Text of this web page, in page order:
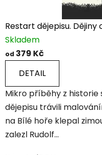
Restart dějepisu. Dějiny
Skladem
od 379 Kč
DETAIL
Mikro příběhy z
dějepisu trávili
na Bílé hoře klepal
zalezl Rudolf...